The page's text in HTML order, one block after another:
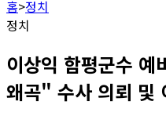
홈>정치
정치
이상익 함평군수
왜곡" 수사 의뢰 및